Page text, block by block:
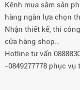
Kênh mua sắm sản
hàng ngàn lựa chọn
Nhận thiết kế, thi
cửa hàng shop…
Hotline tư vấn
-0849277778 phục vụ